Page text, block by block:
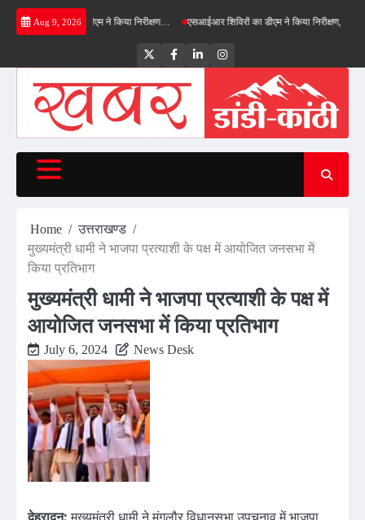
Skip
Aug 9, 2026
का डीएम ने किया निरीक्षण… एसआईआर शिविरों का डीएम ने किया निरीक्षण, बोले—कोई
TwitterFacebookLinkedInInstagram
Home
उत्तराखण्ड
मुख्यमंत्री धामी ने भाजपा प्रत्याशी के पक्ष में आयोजित जनसभा में
किया प्रतिभाग
मुख्यमंत्री धामी ने भाजपा प्रत्याशी के पक्ष में
आयोजित जनसभा में किया प्रतिभाग
July 6, 2024 News Desk